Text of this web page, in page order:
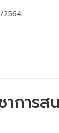
2564
าการส